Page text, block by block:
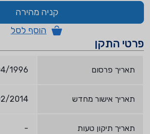
קניה מהירה
הוסף לסל
פרטי התקן
תאריך פרסום 1996
תאריך אישור מחדש 2014
תאריך תיקון טעות -